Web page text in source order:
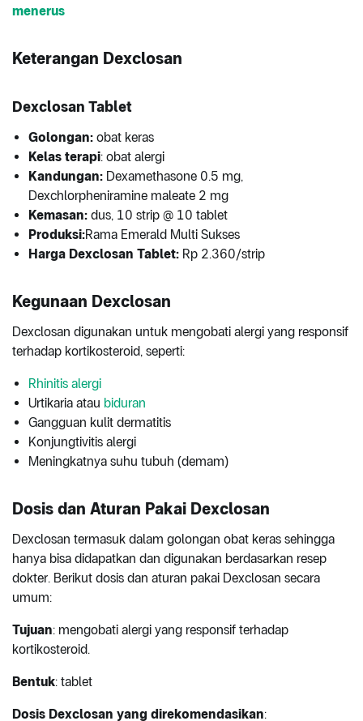
menerus
Keterangan Dexclosan
Dexclosan Tablet
Golongan: obat keras
Kelas terapi: obat alergi
Kandungan: Dexamethasone 0.5 mg,
Dexchlorpheniramine maleate 2 mg
Kemasan: dus, 10 strip @ 10 tablet
Produksi:Rama Emerald Multi Sukses
Harga Dexclosan Tablet: Rp 2.360/strip
Kegunaan Dexclosan
Dexclosan digunakan untuk mengobati alergi yang responsif
terhadap kortikosteroid, seperti:
Rhinitis alergi
Urtikaria atau biduran
Gangguan kulit dermatitis
Konjungtivitis alergi
Meningkatnya suhu tubuh (demam)
Dosis dan Aturan Pakai Dexclosan
Dexclosan termasuk dalam golongan obat keras sehingga
hanya bisa didapatkan dan digunakan berdasarkan resep
dokter. Berikut dosis dan aturan pakai Dexclosan secara
umum:
Tujuan: mengobati alergi yang responsif terhadap
kortikosteroid.
Bentuk: tablet
Dosis Dexclosan yang direkomendasikan: